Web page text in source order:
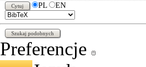
PL
EN
Preferencje